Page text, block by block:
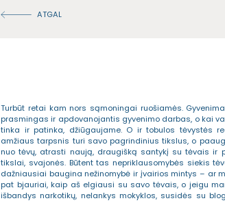
ATGAL
Turbūt retai kam nors sąmoningai ruošiamės.
prasmingas ir apdovanojantis gyvenimo darbas, o kai
tinka ir patinka, džiūgaujame. O ir tobulos tėvystės
amžiaus tarpsnis turi savo pagrindinius tikslus, o
nuo tėvų, atrasti naują, draugišką santykį su tėvais ir
tikslai, svajonės. Būtent tas nepriklausomybės siekis
dažniausiai baugina nežinomybė ir įvairios mintys – ar
pat bjauriai, kaip aš elgiausi su savo tėvais, o jeigu
išbandys narkotikų, nelankys mokyklos, susidės su